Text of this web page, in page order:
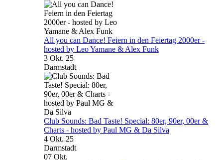
All you can Dance! Feiern in den Feiertag 2000er -
hosted by Leo Yamane & Alex Funk
3 Okt. 25
Darmstadt
Club Sounds: Bad Taste! Special: 80er, 90er, 00er &
Charts - hosted by Paul MG & Da Silva
4 Okt. 25
Darmstadt
07 Okt.